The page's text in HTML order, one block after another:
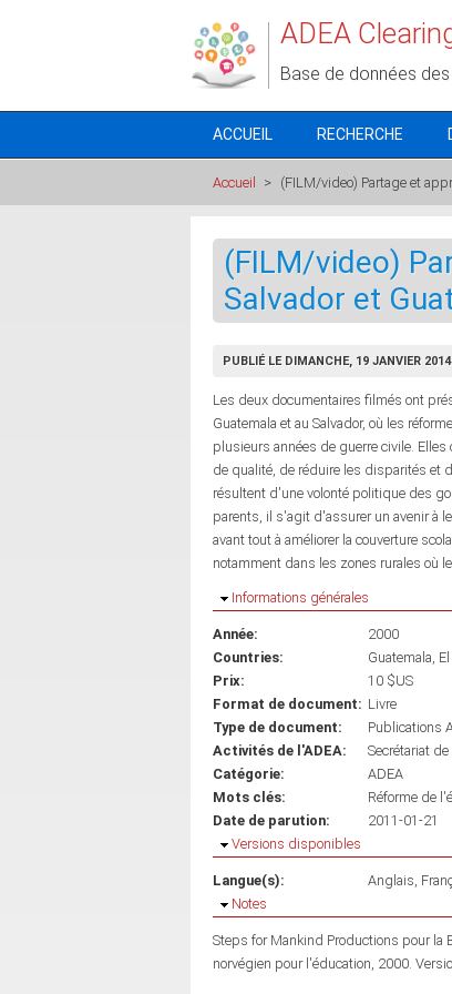
ADEA
Base de données
ACCUEIL RECHERCHE
Accueil > (FILM/video) Partage et
(FILM/video)
Salvador et
PUBLIÉ LE DIMANCHE, 19 JANVIER 2014
Les deux documentaires filmés ont
Guatemala et au Salvador, où les
plusieurs années de guerre civile.
de qualité, de réduire les disparités et
résultent d'une volonté politique des
parents, il s'agit d'assurer un avenir à
avant tout à améliorer la couverture
notamment dans les zones rurales où
Masquer
Informations générales
Année:
2000
Countries:
Guatemala
Prix:
10 $US
Format de document: Livre
Type de document:
Publications
Activités de l'ADEA:
Secrétariat de
Catégorie:
ADEA
Mots clés:
Réforme de
Date de parution:
2011-01-21
Masquer
Versions disponibles
Langue(s): Anglais
Masquer
Notes
Steps for Mankind Productions pour la
norvégien pour l'éducation, 2000.